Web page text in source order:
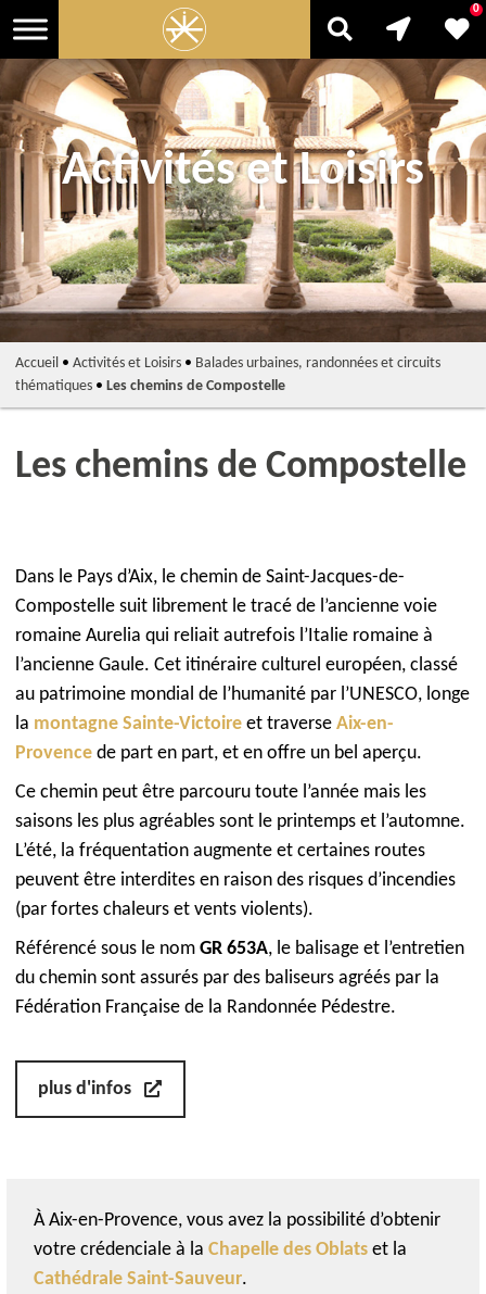
Activités et Loisirs
0
Accueil• Activités et Loisirs• Balades urbaines, randonnées et circuits
thématiques• Les chemins de Compostelle
Les chemins de Compostelle
Dans le Pays d’Aix, le chemin de Saint-Jacques-de-
Compostelle suit librement le tracé de l’ancienne voie
romaine Aurelia qui reliait autrefois l’Italie romaine à
l’ancienne Gaule. Cet itinéraire culturel européen, classé
au patrimoine mondial de l’humanité par l’UNESCO, longe
la montagne Sainte-Victoireet traverse Aix-en-
Provencede part en part, et en offre un bel aperçu.
Ce chemin peut être parcouru toute l’année mais les
saisons les plus agréables sont le printemps et l’automne.
L’été, la fréquentation augmente et certaines routes
peuvent être interdites en raison des risques d’incendies
(par fortes chaleurs et vents violents).
Référencé sous le nom GR 653A, le balisage et l’entretien
du chemin sont assurés par des baliseurs agréés par la
Fédération Française de la Randonnée Pédestre.
plus d'infos
À Aix-en-Provence, vous avez la possibilité d’obtenir
votre crédenciale à la Chapelle des Oblats et la
Cathédrale Saint-Sauveur.